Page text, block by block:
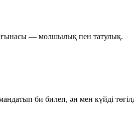
мағынасы — молшылық пен татулық.
би билеп, ән мен күйді